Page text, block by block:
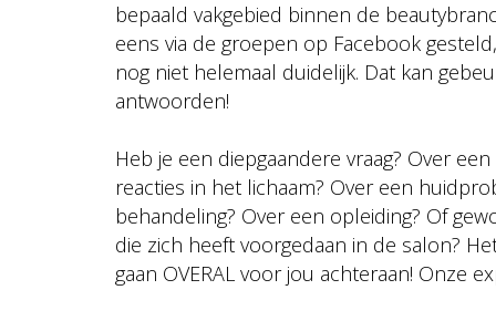
bepaald vakgebied binnen de
eens via de groepen op Facebook
nog niet helemaal duidelijk. Dat kan
antwoorden!
Heb je een diepgaandere vraag? Over
reacties in het lichaam? Over een
behandeling? Over een opleiding? Of
die zich heeft voorgedaan in de salon?
gaan OVERAL voor jou achteraan! Onze